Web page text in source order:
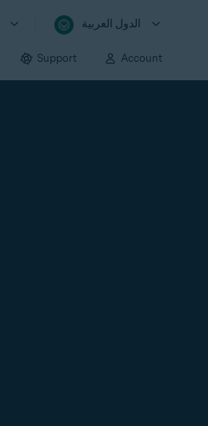
الدول العربية
Support Account